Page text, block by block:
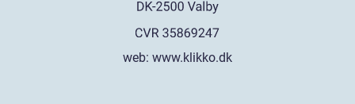
web: www.klikko.dk